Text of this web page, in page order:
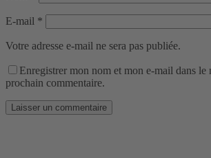
E-mail *
Votre adresse e-mail ne sera pas publiée.
Enregistrer mon nom et mon e-mail dans le
prochain commentaire.